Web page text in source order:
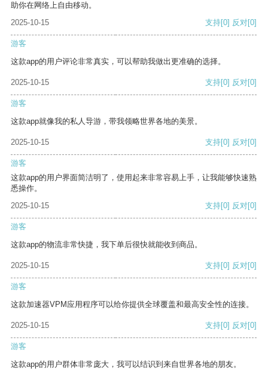
助你在网络上自由移动。
2025-10-15
支持[0] 反对[0]
游客
这款app的用户评论非常真实，可以帮助我做出更准确的选择。
2025-10-15 支持[0] 反对[0]
游客
这款app就像我的私人导游，带我领略世界各地的美景。
2025-10-15 支持[0] 反对[0]
游客
这款app的用户界面简洁明了，使用起来非常容易上手，让我能够快速熟
悉操作。
2025-10-15
支持[0] 反对[0]
游客
这款app的物流非常快捷，我下单后很快就能收到商品。
2025-10-15 支持[0] 反对[0]
游客
这款加速器VPM应用程序可以给你提供全球覆盖和最高安全性的连接。
2025-10-15 支持[0] 反对[0]
游客
这款app的用户群体非常庞大，我可以结识到来自世界各地的朋友。